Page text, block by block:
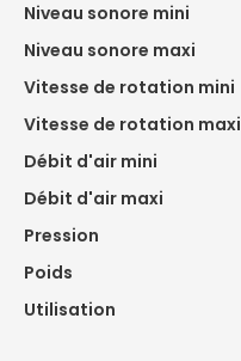
Niveau sonore mini
Niveau sonore maxi
Vitesse de rotation mini
Vitesse de rotation maxi
Débit d'air mini
Débit d'air maxi
Pression
Poids
Utilisation